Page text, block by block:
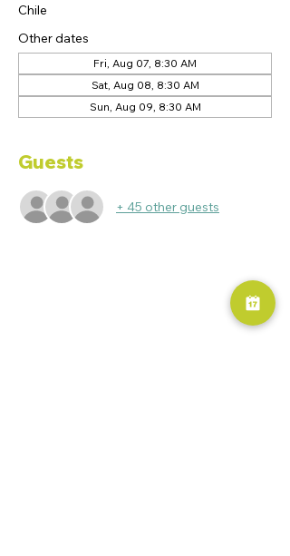
Chile
Other dates
Fri, Aug 07, 8:30 AM
Sat, Aug 08, 8:30 AM
Sun, Aug 09, 8:30 AM
Guests
+ 45 other guests